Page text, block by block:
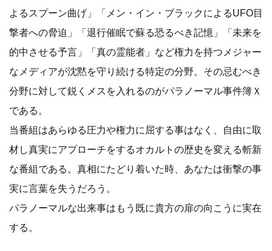
よるスプーン曲げ」「メン・イン・ブラックによるUFO目
撃者への脅迫」「退行催眠で蘇る恐るべき記憶」「未来を
的中させる予言」「真の霊能者」など権力を持つメジャー
なメディアが沈黙を守り続ける特定の分野。その忌むべき
分野に対して鋭くメスを入れるのがパラノーマル事件簿Ｘ
である。
当番組はあらゆる圧力や権力に屈する事はなく、自由に取
材し真実にアプローチをするオカルトの歴史を変える斬新
な番組である。真相にたどり着いた時、あなたは衝撃の事
実に言葉を失うだろう。
パラノーマルな出来事はもう既に貴方の扉の向こうに実在
する。